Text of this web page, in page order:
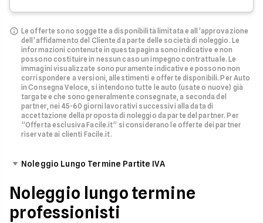
Le offerte sono soggette a disponibilità limitata e all’approvazione
dell’affidamento del Cliente da parte delle società di noleggio. Le
informazioni contenute in questa pagina sono indicative e non
possono costituire in nessun caso un impegno contrattuale. Le
immagini visualizzate sono puramente indicative e possono non
corrispondere a versioni, allestimenti e offerte disponibili. Per Auto
in Consegna Veloce, si intendono tutte le auto (usate o nuove) già
targate e che sono generalmente consegnate, a seconda del
partner, nei 45-60 giorni lavorativi successivi alla data di
accettazione della proposta di noleggio da parte del partner. Per
”Offerta esclusiva Facile.it” si considerano le offerte dei partner
riservate ai clienti Facile.it.
Noleggio Lungo Termine Partite IVA
Noleggio lungo termine
professionisti